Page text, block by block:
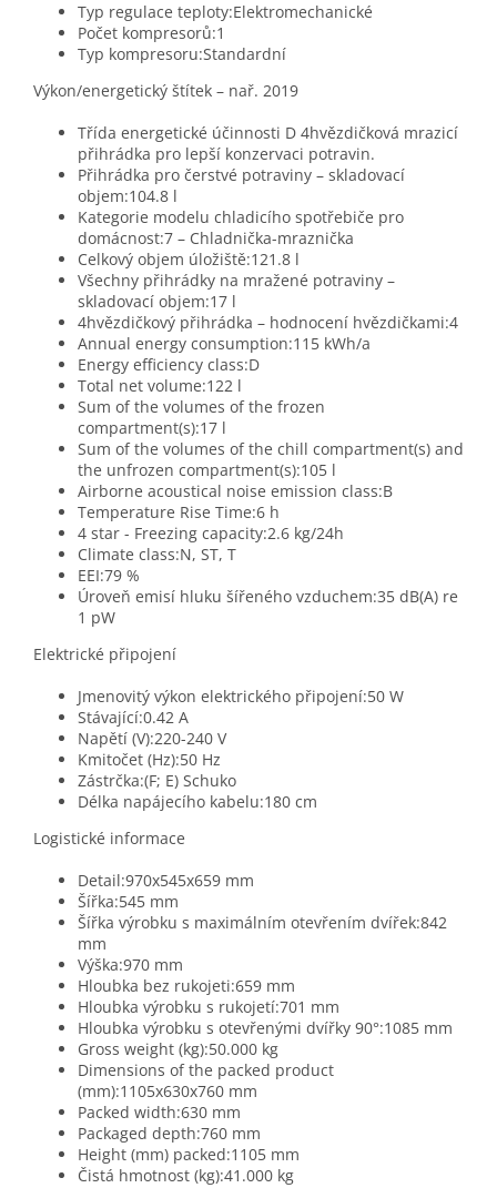
Typ regulace teploty:Elektromechanické
Počet kompresorů:1
Typ kompresoru:Standardní
Výkon/energetický štítek – nař. 2019
Třída energetické účinnosti D 4hvězdičková mrazicí
přihrádka pro lepší konzervaci potravin.
Přihrádka pro čerstvé potraviny – skladovací
objem:104.8 l
Kategorie modelu chladicího spotřebiče pro
domácnost:7 – Chladnička-mraznička
Celkový objem úložiště:121.8 l
Všechny přihrádky na mražené potraviny –
skladovací objem:17 l
4hvězdičkový přihrádka – hodnocení hvězdičkami:4
Annual energy consumption:115 kWh/a
Energy efficiency class:D
Total net volume:122 l
Sum of the volumes of the frozen
compartment(s):17 l
Sum of the volumes of the chill compartment(s) and
the unfrozen compartment(s):105 l
Airborne acoustical noise emission class:B
Temperature Rise Time:6 h
4 star - Freezing capacity:2.6 kg/24h
Climate class:N, ST, T
EEI:79 %
Úroveň emisí hluku šířeného vzduchem:35 dB(A) re
1 pW
Elektrické připojení
Jmenovitý výkon elektrického připojení:50 W
Stávající:0.42 A
Napětí (V):220-240 V
Kmitočet (Hz):50 Hz
Zástrčka:(F; E) Schuko
Délka napájecího kabelu:180 cm
Logistické informace
Detail:970x545x659 mm
Šířka:545 mm
Šířka výrobku s maximálním otevřením dvířek:842
mm
Výška:970 mm
Hloubka bez rukojeti:659 mm
Hloubka výrobku s rukojetí:701 mm
Hloubka výrobku s otevřenými dvířky 90°:1085 mm
Gross weight (kg):50.000 kg
Dimensions of the packed product
(mm):1105x630x760 mm
Packed width:630 mm
Packaged depth:760 mm
Height (mm) packed:1105 mm
Čistá hmotnost (kg):41.000 kg